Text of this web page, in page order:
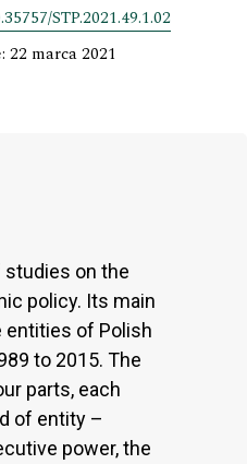
STP.2021.49.1.02
marca 2021
on the
policy. Its main
entities of Polish
to 2015. The
parts, each
of entity –
power, the